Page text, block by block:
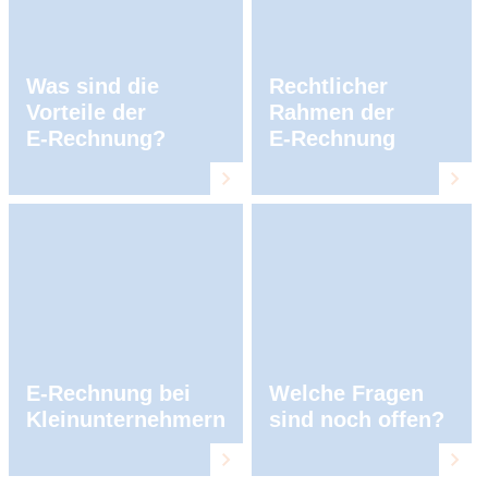
Was sind die
Vorteile der
E⁠‑⁠Rechnung?
Rechtlicher
Rahmen der
E⁠‑⁠Rechnung
E-Rechnung bei
Kleinunternehmern
Welche Fragen
sind noch offen?